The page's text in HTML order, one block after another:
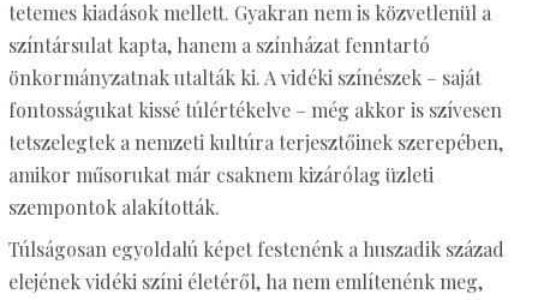
tetemes kiadások mellett. Gyakran nem is közvetlenül a
színtársulat kapta, hanem a színházat fenntartó
önkormányzatnak utalták ki. A vidéki színészek – saját
fontosságukat kissé túlértékelve – még akkor is szívesen
tetszelegtek a nemzeti kultúra terjesztőinek szerepében,
amikor műsorukat már csaknem kizárólag üzleti
szempontok alakították.
Túlságosan egyoldalú képet festenénk a huszadik század
elejének vidéki színi életéről, ha nem említenénk meg,